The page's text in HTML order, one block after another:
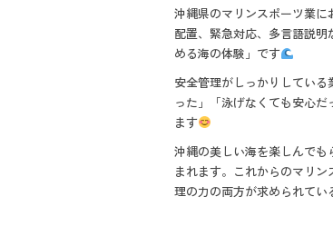
沖縄県のマリンスポーツ業
配置、緊急対応、多言語説
める海の体験」です
安全管理がしっかりしてい
った」「泳げなくても安心
ます
沖縄の美しい海を楽しんで
まれます。これからのマリ
理の力の両方が求められてい